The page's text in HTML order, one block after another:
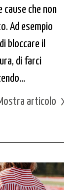
che non
Ad esempio
bloccare il
di farci
articolo